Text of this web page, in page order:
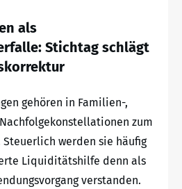
als
Stichtag schlägt
gehören in Familien-,
zum
werden sie häufig
Liquiditätshilfe denn als
verstanden.